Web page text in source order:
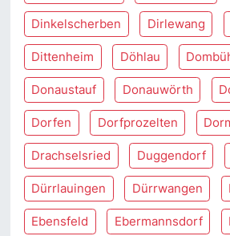
Dinkelscherben Dirlewang
Dittenheim Döhlau
Donaustauf Donauwörth
Dorfen Dorfprozelten
Drachselsried Duggendorf
Dürrlauingen Dürrwangen
Ebensfeld Ebermannsdorf